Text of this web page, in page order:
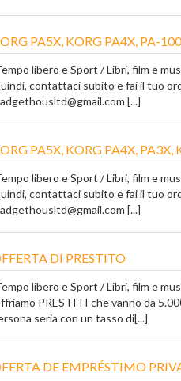
PA5X, KORG PA4X, PA-
libero e Sport / Libri, film e
contattaci subito e fai il tuo
[...]
PA5X, KORG PA4X, PA3X,
libero e Sport / Libri, film e
contattaci subito e fai il tuo
[...]
DI PRESTITO
libero e Sport / Libri, film e
PRESTITI che vanno da
seria con un tasso di[...]
DE EMPRÉSTIMO